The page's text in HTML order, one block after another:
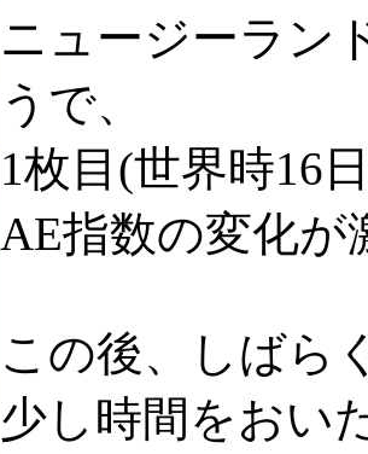
ニュージーラン
うで、
1枚目(世界時16
AE指数の変化
この後、しばら
少し時間をおい